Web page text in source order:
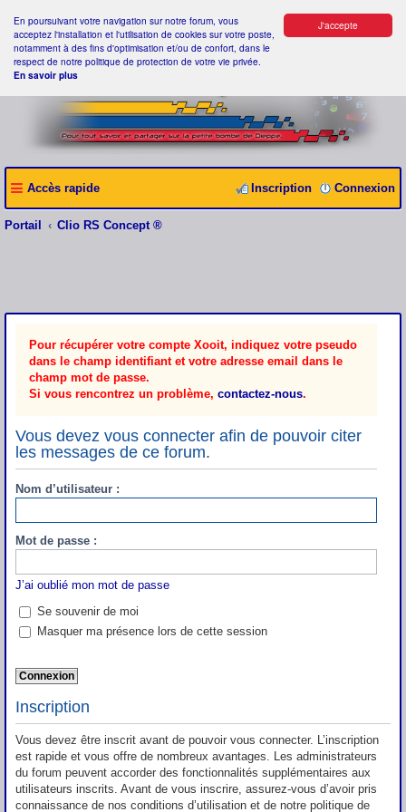
J'accepte
En poursuivant votre navigation sur notre forum, vous
acceptez l'installation et l'utilisation de cookies sur votre poste,
notamment à des fins d'optimisation et/ou de confort, dans le
respect de notre politique de protection de votre vie privée.
En savoir plus
Accès rapide Connexion
Inscription
Portail Clio RS Concept ®
Pour récupérer votre compte Xooit, indiquez votre pseudo
dans le champ identifiant et votre adresse email dans le
champ mot de passe.
Si vous rencontrez un problème, contactez-nous.
Vous devez vous connecter afin de pouvoir citer
les messages de ce forum.
Nom d’utilisateur :
Mot de passe :
J’ai oublié mon mot de passe
Se souvenir de moi
Masquer ma présence lors de cette session
Inscription
Vous devez être inscrit avant de pouvoir vous connecter. L’inscription
est rapide et vous offre de nombreux avantages. Les administrateurs
du forum peuvent accorder des fonctionnalités supplémentaires aux
utilisateurs inscrits. Avant de vous inscrire, assurez-vous d’avoir pris
connaissance de nos conditions d’utilisation et de notre politique de